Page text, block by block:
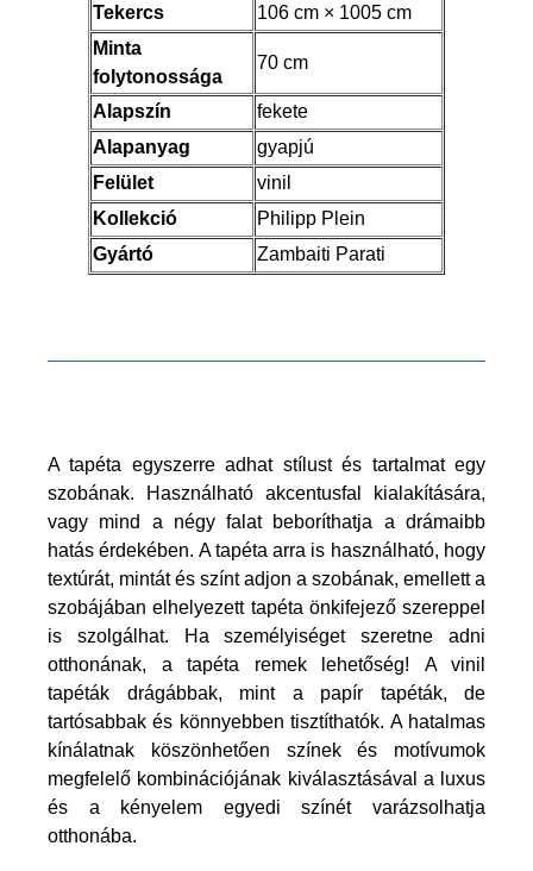
Tekercs
106 cm × 1005 cm
Minta
folytonossága
70 cm
Alapszín
fekete
Alapanyag
gyapjú
Felület
vinil
Kollekció
Philipp Plein
Gyártó
Zambaiti Parati
A tapéta egyszerre adhat stílust és tartalmat egy
szobának. Használható akcentusfal kialakítására,
vagy mind a négy falat beboríthatja a drámaibb
hatás érdekében. A tapéta arra is használható, hogy
textúrát, mintát és színt adjon a szobának, emellett a
szobájában elhelyezett tapéta önkifejező szereppel
is szolgálhat. Ha személyiséget szeretne adni
otthonának, a tapéta remek lehetőség! A vinil
tapéták drágábbak, mint a papír tapéták, de
tartósabbak és könnyebben tisztíthatók. A hatalmas
kínálatnak köszönhetően színek és motívumok
megfelelő kombinációjának kiválasztásával a luxus
és a kényelem egyedi színét varázsolhatja
otthonába.